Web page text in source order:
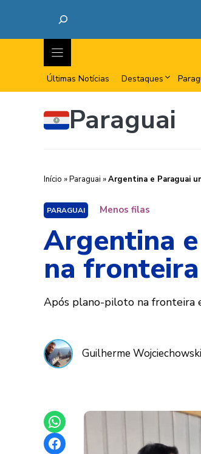
Últimas Notícias Destaques
Paraguai
Início »Paraguai »Argentina e Paraguai
PARAGUAI Menos filas
Argentina
na fronteira
Após plano-piloto na fronteira
Guilherme Wojciechowski
Share on WhatsApp
Share on Facebook